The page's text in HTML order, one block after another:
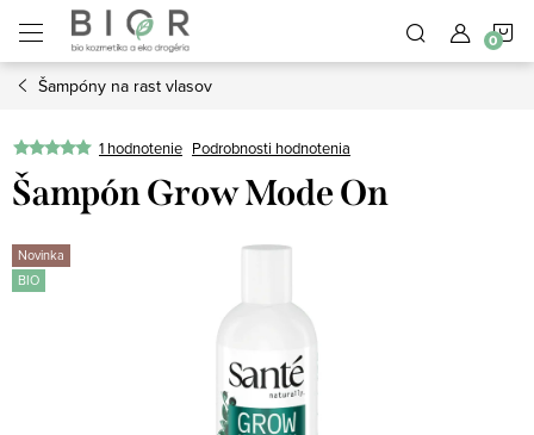
obsah
Šampóny na rast vlasov
1 hodnotenie Podrobnosti hodnotenia
Šampón Grow Mode On
Novinka
BIO